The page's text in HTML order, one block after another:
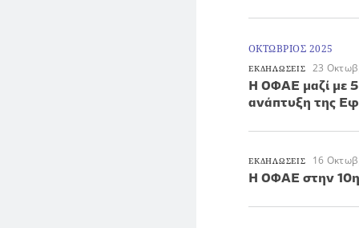
ΟΚΤΩΒΡΙΟΣ 2025
ΕΚΔΗΛΩΣΕΙΣ 23
Η ΟΦΑΕ μαζί με
ανάπτυξη της
ΕΚΔΗΛΩΣΕΙΣ 16
Η ΟΦΑΕ στην